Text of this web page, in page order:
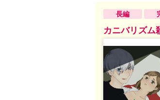
長編
カニバリズム